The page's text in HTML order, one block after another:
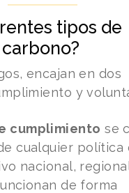
tipos de
encajan en dos
y
cumplimiento se
cualquier política
nacional,
de forma